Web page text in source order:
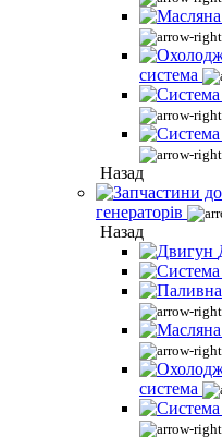
система
Назад
генераторів
Назад
система